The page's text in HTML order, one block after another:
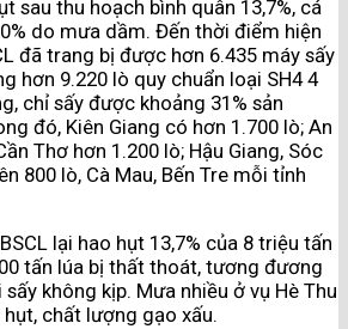
sau thu hoạch bình quân 13,7%, cá
do mưa dầm. Đến thời điểm hiện
đã trang bị được hơn 6.435 máy sấy
hơn 9.220 lò quy chuẩn loại SH4 4
chỉ sấy được khoảng 31% sản
đó, Kiên Giang có hơn 1.700 lò; An
Thơ hơn 1.200 lò; Hậu Giang, Sóc
800 lò, Cà Mau, Bến Tre mỗi tỉnh
lại hao hụt 13,7% của 8 triệu tấn
tấn lúa bị thất thoát, tương đương
không kịp. Mưa nhiều ở vụ Hè Thu
chất lượng gạo xấu.